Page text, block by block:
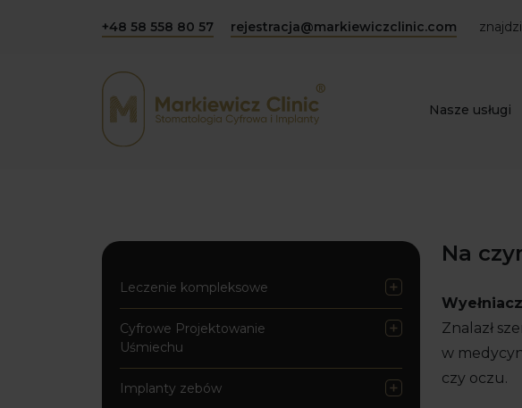
+48 58 558 80 57 rejestracja@markiewiczclinic.com
Nasze usługi
Leczenie kompleksowe
Cyfrowe Projektowanie
Uśmiechu
Implanty zebów
Na
Wyełniacz
Znalazł
w
czy oczu.